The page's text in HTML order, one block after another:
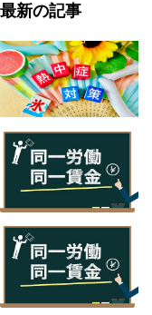
最新の記事